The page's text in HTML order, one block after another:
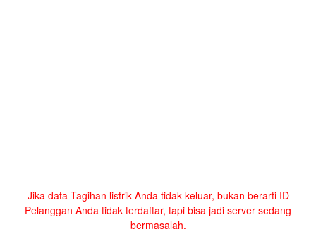
Jika data Tagihan listrik Anda tidak keluar, bukan berarti ID
Pelanggan Anda tidak terdaftar, tapi bisa jadi server sedang
bermasalah.